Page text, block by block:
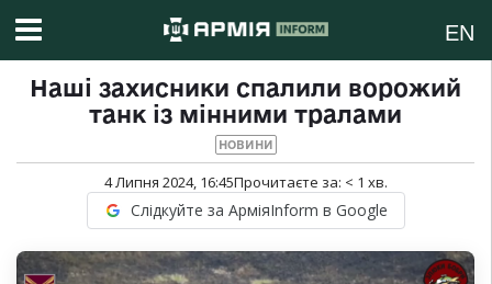
EN
Наші захисники спалили ворожий
танк із мінними тралами
НОВИНИ
4 Липня 2024, 16:45Прочитаєте за: < 1 хв.
Слідкуйте за АрміяInform в Google